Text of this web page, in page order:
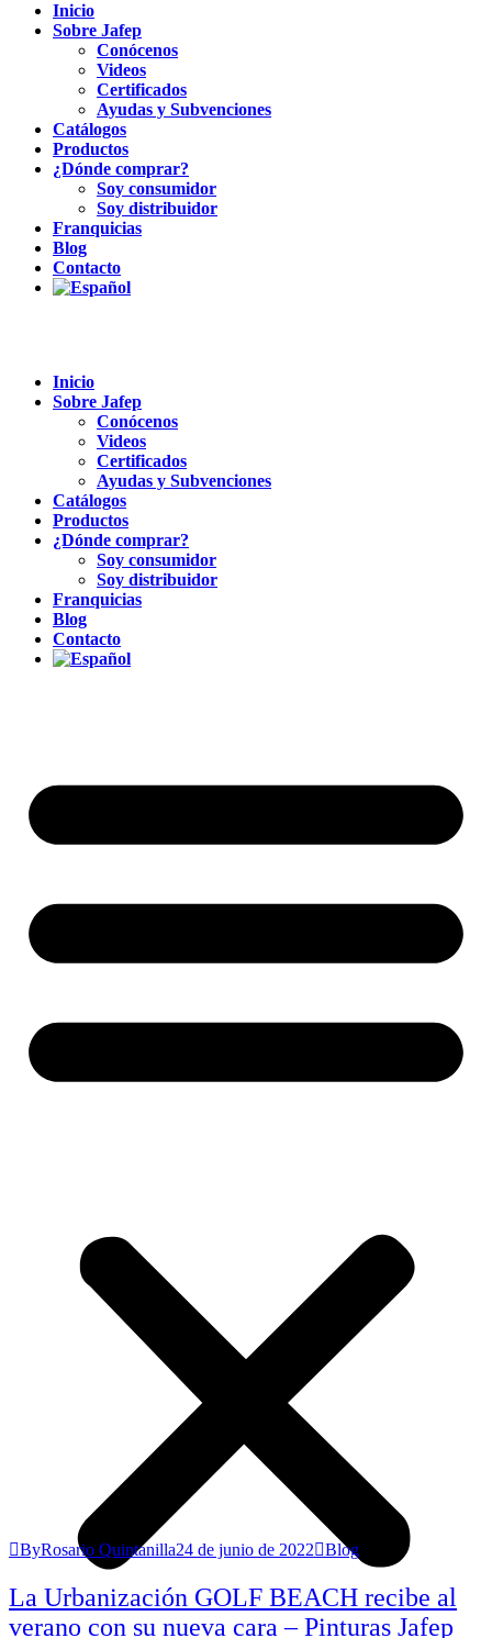
Inicio
Sobre Jafep
Conócenos
Videos
Certificados
Ayudas y Subvenciones
Catálogos
Productos
¿Dónde comprar?
Soy consumidor
Soy distribuidor
Franquicias
Blog
Contacto
Inicio
Sobre Jafep
Conócenos
Videos
Certificados
Ayudas y Subvenciones
Catálogos
Productos
¿Dónde comprar?
Soy consumidor
Soy distribuidor
Franquicias
Blog
Contacto
ByRosario Quintanilla24 de junio de 2022 Blog
La Urbanización GOLF BEACH recibe al
verano con su nueva cara – Pinturas Jafep